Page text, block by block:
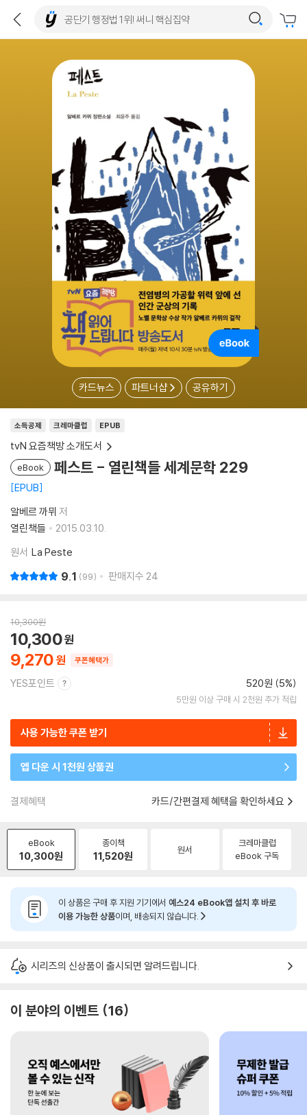
카드뉴스 파트너샵 공유하기
소득공제 크레마클럽 EPUB
tvN 요즘책방 소개도서
eBook 페스트 - 열린책들 세계문학 229
EPUB
알베르 까뮈 저
열린책들
2015.03.10.
원서 La Peste
9.1 99 판매지수 24
10,300원
9,270
10,300
쿠폰혜택가
YES포인트 520원 (5%)
5만원 이상 구매 시 2천원 추가 적립
사용 가능한 쿠폰 받기
앱 다운 시 1천원 상품권
결제혜택 카드/간편결제 혜택을 확인하세요
eBook
10,300원
종이책
11,520원 원서
크레마클럽
eBook 구독
이 상품은 구매 후 지원 기기에서 예스24 eBook앱 설치 후 바로
이용 가능한 상품이며, 배송되지 않습니다.
시리즈의 신상품이 출시되면 알려드립니다.
이 분야의 이벤트 16